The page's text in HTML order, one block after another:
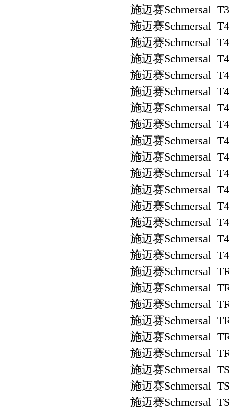
施迈赛Schmersal
施迈赛Schmersal
施迈赛Schmersal
施迈赛Schmersal
施迈赛Schmersal
施迈赛Schmersal
施迈赛Schmersal
施迈赛Schmersal
施迈赛Schmersal
施迈赛Schmersal
施迈赛Schmersal
施迈赛Schmersal
施迈赛Schmersal
施迈赛Schmersal
施迈赛Schmersal
施迈赛Schmersal
施迈赛Schmersal
施迈赛Schmersal
施迈赛Schmersal
施迈赛Schmersal
施迈赛Schmersal
施迈赛Schmersal
施迈赛Schmersal
施迈赛Schmersal
施迈赛Schmersal